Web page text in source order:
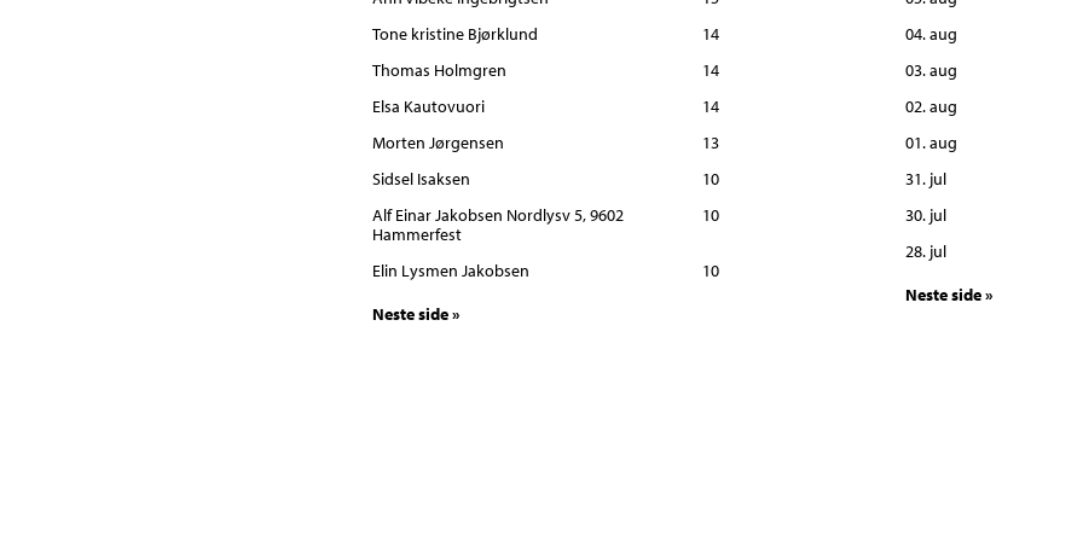
Tone kristine Bjørklund
14
Thomas Holmgren
14
Elsa Kautovuori
14
Morten Jørgensen
13
Sidsel Isaksen
10
Alf Einar Jakobsen Nordlysv 5, 9602
Hammerfest
10
Elin Lysmen Jakobsen
10
Neste side »
04. aug
03. aug
02. aug
01. aug
31. jul
30. jul
28. jul
Neste side »